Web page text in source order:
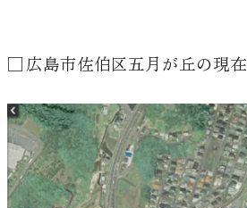
広島市佐伯区五月が丘の現在